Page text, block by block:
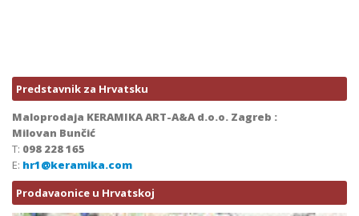
Predstavnik za Hrvatsku
Maloprodaja KERAMIKA ART-A&A d.o.o. Zagreb :
Milovan Bunčić
T: 098 228 165
E: hr1@keramika.com
Prodavaonice u Hrvatskoj